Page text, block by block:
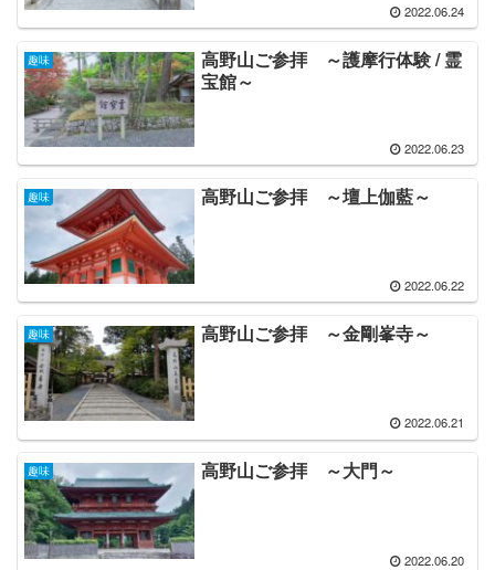
2022.06.24
趣味
高野山ご参拝 ～護摩行体験 / 霊
宝館～
2022.06.23
趣味 高野山ご参拝 ～壇上伽藍～
2022.06.22
趣味 高野山ご参拝 ～金剛峯寺～
2022.06.21
趣味 高野山ご参拝 ～大門～
2022.06.20